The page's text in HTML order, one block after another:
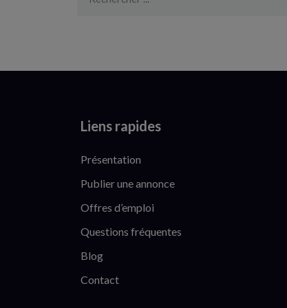
Liens rapides
Présentation
Publier une annonce
Offres d’emploi
Questions fréquentes
Blog
Contact